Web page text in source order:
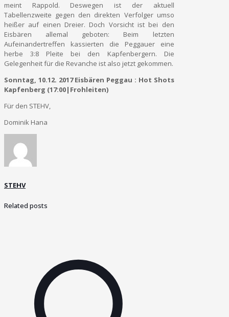
meint Rappold. Deswegen ist der aktuell
Tabellenzweite gegen den direkten Verfolger umso
heißer auf einen Dreier. Doch Vorsicht ist bei den
Eisbären allemal geboten: Beim letzten
Aufeinandertreffen kassierten die Peggauer eine
herbe 3:8 Pleite bei den Kapfenbergern. Die
Gelegenheit für die Revanche ist also jetzt gekommen.
Sonntag, 10.12. 2017 Eisbären Peggau : Hot Shots
Kapfenberg (17:00|Frohleiten)
Für den STEHV,
Dominik Hana
STEHV
Related posts